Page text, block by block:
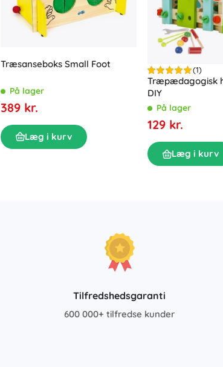
Træsanseboks Small Foot
På lager
389 kr.
Læg i kurv
(1)
Træpædagogisk
DIY
På lager
129 kr.
Læg i kurv
Tilfredshedsgaranti
600 000+ tilfredse kunder